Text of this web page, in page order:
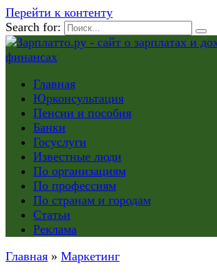
Перейти к контенту
Search for:
Главная
Юрконсультация
Пенсии и пособия
Банки
Госуслуги
Известные люди
По организациям
По профессиям
По странам и городам
Статьи
Реклама
Главная » Маркетинг